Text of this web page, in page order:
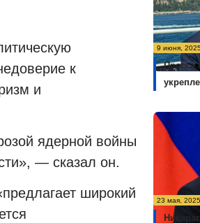
к
и
ядерной войны
— сказал он.
широкий
9 июня, 2025
Пресса
23 мая, 2025